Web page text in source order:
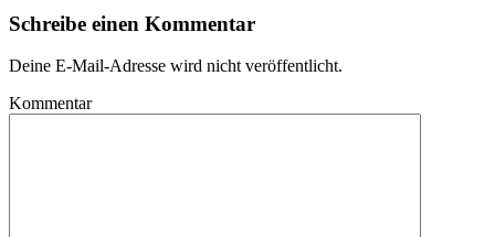
Schreibe einen Kommentar
Deine E-Mail-Adresse wird nicht veröffentlicht.
Kommentar